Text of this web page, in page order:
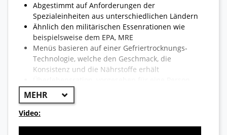
Abgestimmt auf Anforderungen der
Spezialeinheiten aus unterschiedlichen Ländern
Ähnlich den militärischen Essenrationen wie
beispielsweise dem EPA, MRE
Menüs basieren auf einer Gefriertrocknungs-
Technologie, welche den Geschmack, die
Konsistenz und die Nährstoffe erhält
Wählbar zwischen Frühstück, Suppen,
Hauptgerichten, Snacks und vegetarischen
Gerichten
Video: